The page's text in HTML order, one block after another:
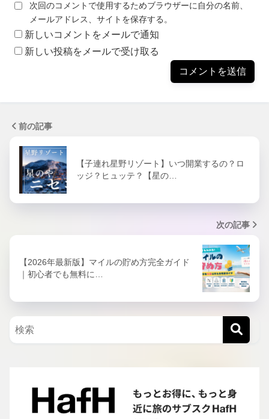
次回のコメントで使用するためブラウザーに自分の名前、
メールアドレス、サイトを保存する。
新しいコメントをメールで通知
新しい投稿をメールで受け取る
前の記事
【子連れ星野リゾート】いつ開業するの？ロ
ッジ？ヒュッテ？【星の…
次の記事
【2026年最新版】マイルの貯め方完全ガイド
｜初心者でも無料に…